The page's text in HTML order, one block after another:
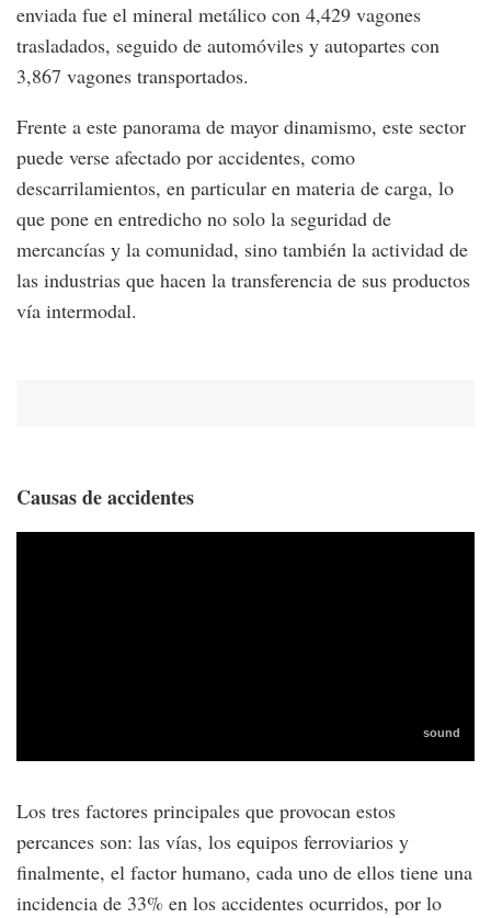
enviada fue el mineral metálico con 4,429 vagones
trasladados, seguido de automóviles y autopartes con
3,867 vagones transportados.
Frente a este panorama de mayor dinamismo, este sector
puede verse afectado por accidentes, como
descarrilamientos, en particular en materia de carga, lo
que pone en entredicho no solo la seguridad de
mercancías y la comunidad, sino también la actividad de
las industrias que hacen la transferencia de sus productos
vía intermodal.
Causas de accidentes
Los tres factores principales que provocan estos
percances son: las vías, los equipos ferroviarios y
finalmente, el factor humano, cada uno de ellos tiene una
incidencia de 33% en los accidentes ocurridos, por lo